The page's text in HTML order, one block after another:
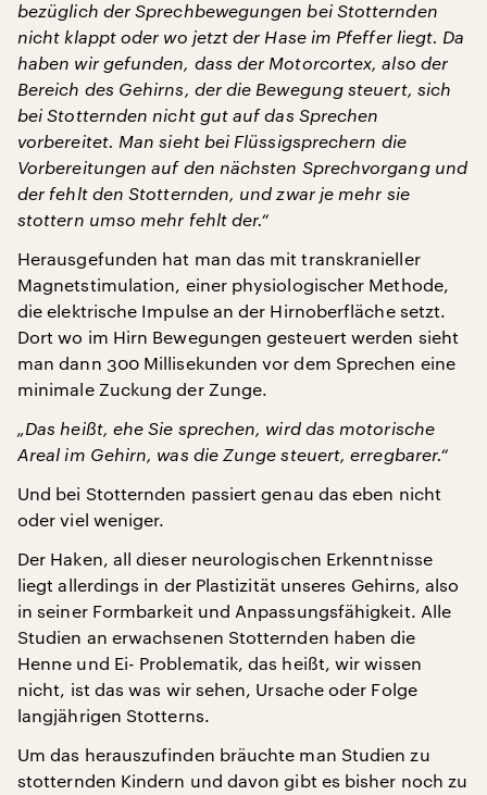
bezüglich der Sprechbewegungen bei Stotternden
nicht klappt oder wo jetzt der Hase im Pfeffer liegt. Da
haben wir gefunden, dass der Motorcortex, also der
Bereich des Gehirns, der die Bewegung steuert, sich
bei Stotternden nicht gut auf das Sprechen
vorbereitet. Man sieht bei Flüssigsprechern die
Vorbereitungen auf den nächsten Sprechvorgang und
der fehlt den Stotternden, und zwar je mehr sie
stottern umso mehr fehlt der.“
Herausgefunden hat man das mit transkranieller
Magnetstimulation, einer physiologischer Methode,
die elektrische Impulse an der Hirnoberfläche setzt.
Dort wo im Hirn Bewegungen gesteuert werden sieht
man dann 300 Millisekunden vor dem Sprechen eine
minimale Zuckung der Zunge.
„Das heißt, ehe Sie sprechen, wird das motorische
Areal im Gehirn, was die Zunge steuert, erregbarer.“
Und bei Stotternden passiert genau das eben nicht
oder viel weniger.
Der Haken, all dieser neurologischen Erkenntnisse
liegt allerdings in der Plastizität unseres Gehirns, also
in seiner Formbarkeit und Anpassungsfähigkeit. Alle
Studien an erwachsenen Stotternden haben die
Henne und Ei- Problematik, das heißt, wir wissen
nicht, ist das was wir sehen, Ursache oder Folge
langjährigen Stotterns.
Um das herauszufinden bräuchte man Studien zu
stotternden Kindern und davon gibt es bisher noch zu